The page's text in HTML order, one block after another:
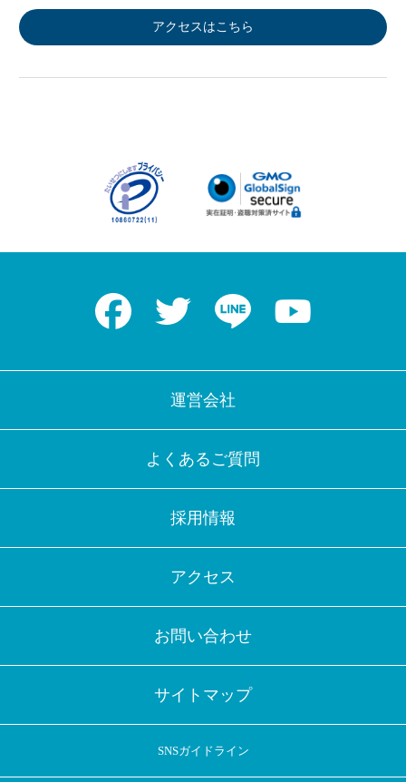
アクセスはこちら
Facebook Twitter LINE
運営会社
よくあるご質問
採用情報
アクセス
お問い合わせ
サイトマップ
SNSガイドライン